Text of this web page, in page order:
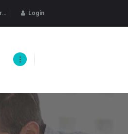
Login